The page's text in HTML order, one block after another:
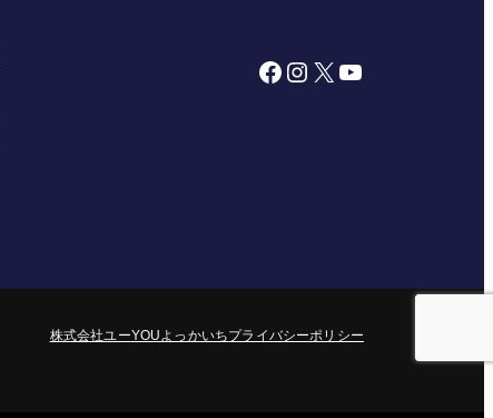
Facebook Instagram X YouTube
株式会社ユーYOUよっかいちプライバシーポリシー